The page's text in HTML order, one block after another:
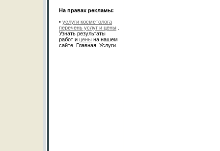
На правах рекламы:
• услуги косметолога
перечень услуг и цены
Узнать результаты
работ и цены на нашем
сайте. Главная. Услуги.